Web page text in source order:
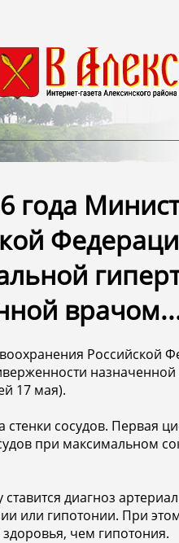
года
Российской
17 мая).
сосудов. Первая
при максимальном
диагноз
или гипотонии. При
чем гипотония.